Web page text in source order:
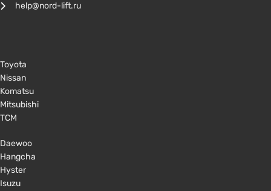
help@nord-lift.ru
Toyota
Nissan
Komatsu
Mitsubishi
TCM
Daewoo
Hangcha
Hyster
Isuzu